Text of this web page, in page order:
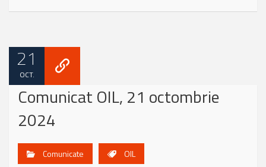
21
OCT.
Comunicat OIL, 21 octombrie
2024
Comunicate OIL